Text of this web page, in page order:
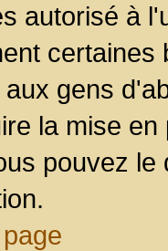
autorisé à
gens
la mise
pouvez